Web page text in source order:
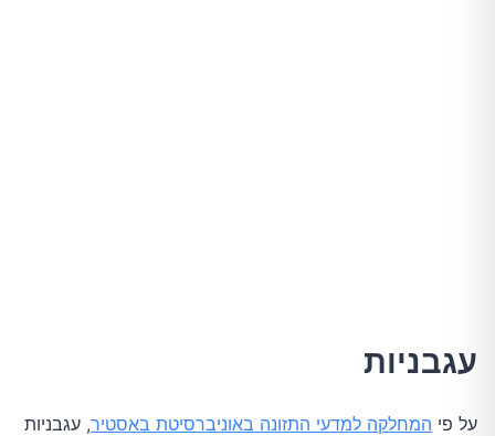
עגבניות
על פי המחלקה למדעי התזונה באוניברסיטת באסטיר, עגבניות